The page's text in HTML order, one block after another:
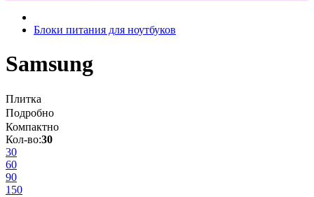
Блоки питания для ноутбуков
Samsung
Плитка
Подробно
Компактно
Кол-во:30
30
60
90
150